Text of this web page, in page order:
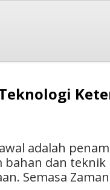
adalah
dan
Semasa